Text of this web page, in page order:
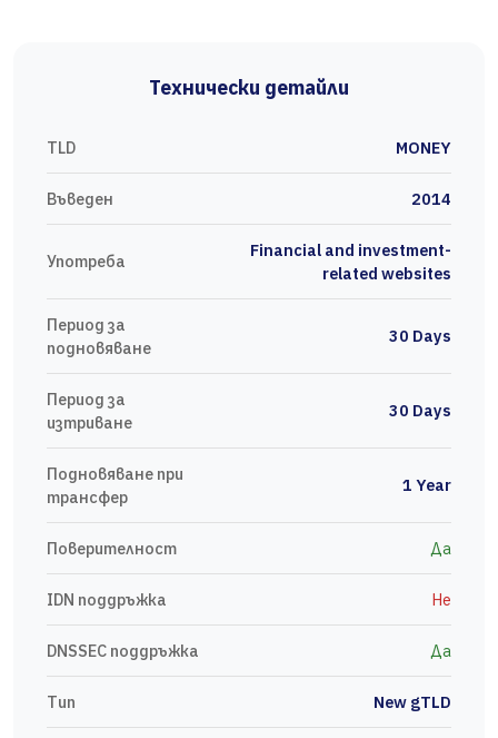
Технически детайли
TLD MONEY
Въведен 2014
Употреба
Financial and investment-
related websites
Период за
подновяване
30 Days
Период за
изтриване
30 Days
Подновяване при
трансфер
1 Year
Поверителност Да
IDN поддръжка Не
DNSSEC поддръжка Да
Тип New gTLD